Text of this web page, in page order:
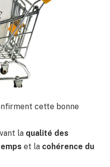
cette bonne
la qualité des
et la cohérence du